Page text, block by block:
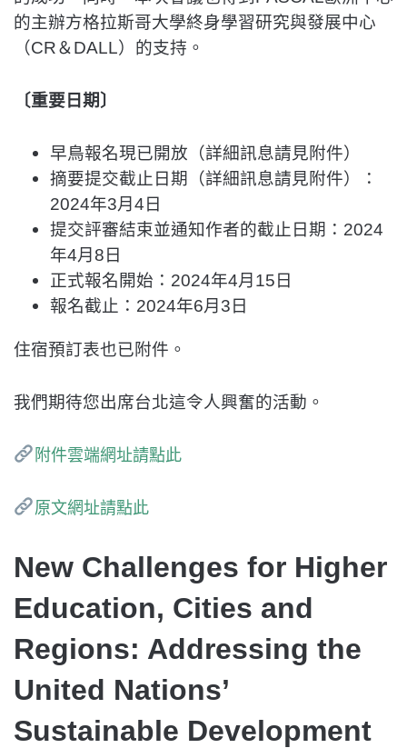
的主辦方格拉斯哥大學終身學習研究與發展中心
（CR＆DALL）的支持。
〔重要日期〕
早鳥報名現已開放（詳細訊息請見附件）
摘要提交截止日期（詳細訊息請見附件）：
2024年3月4日
提交評審結束並通知作者的截止日期：2024
年4月8日
正式報名開始：2024年4月15日
報名截止：2024年6月3日
住宿預訂表也已附件。
我們期待您出席台北這令人興奮的活動。
附件雲端網址請點此
原文網址請點此
New Challenges for Higher
Education, Cities and
Regions: Addressing the
United Nations’
Sustainable Development